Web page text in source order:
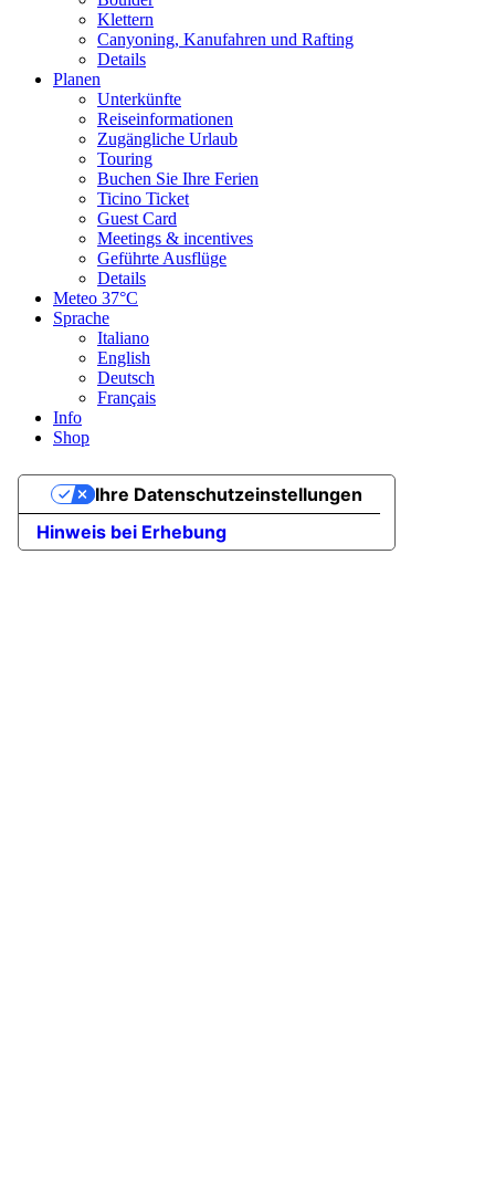
Klettern
Canyoning, Kanufahren und Rafting
Details
Planen
Unterkünfte
Reiseinformationen
Zugängliche Urlaub
Touring
Buchen Sie Ihre Ferien
Ticino Ticket
Guest Card
Meetings & incentives
Geführte Ausflüge
Details
Meteo 37°C
Sprache
Italiano
English
Deutsch
Français
Info
Shop
Hinweis bei Erhebung
Ihre Datenschutzeinstellungen